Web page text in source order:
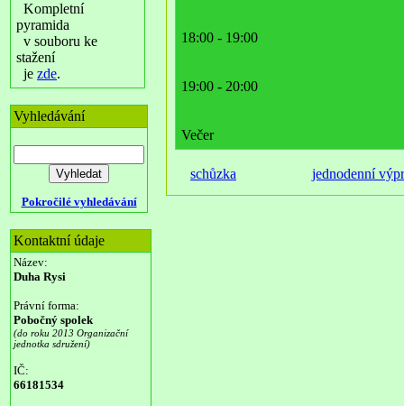
Kompletní
pyramida
v souboru ke
stažení
je zde.
Vyhledávání
Pokročilé vyhledávání
Kontaktní údaje
Název:
Duha Rysi
Právní forma:
Pobočný spolek
(do roku 2013 Organizační
jednotka sdružení)
IČ:
66181534
18:00 - 19:00
19:00 - 20:00
Večer
schůzka jednodenní